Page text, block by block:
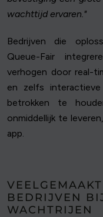
wachttijd ervaren."
Bedrijven die
Queue-Fair
verhogen door real-
en zelfs
betrokken te
onmiddellijk te
app.
BEDRIJVEN
WACHTRIJEN